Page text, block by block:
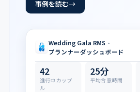
事例を読む
Wedding Gala RMS ·
プランナーダッシュボード
42
進行中カップ
ル
25分
平均合意時間